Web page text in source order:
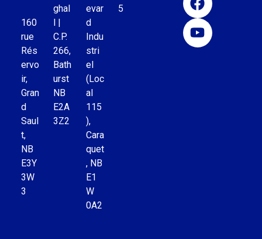
160
rue
Rés
ervo
ir,
Gran
d
Saul
t,
NB
E3Y
3W
3
ghal
l |
C.P.
266,
Bath
urst
NB
E2A
3Z2
evar
d
Indu
stri
el
(Loc
al
115
),
Cara
quet
, NB
E1
W
0A2
5